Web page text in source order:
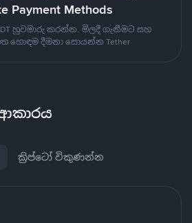
Payment Methods
හුවමාරු කරන්න. මිලදී ගැනීමට සහ
හොඳම දීමනා සොයන්න Tether
ආකාරය
ක්‍රිප්ටෝ විකුණන්න